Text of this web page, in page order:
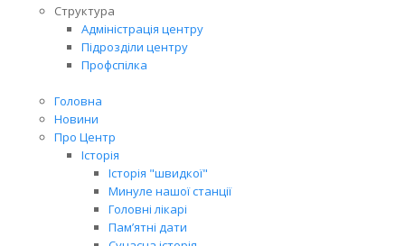
Структура
Адміністрація центру
Підрозділи центру
Профспілка
Головна
Новини
Про Центр
Історія
Історія "швидкої"
Минуле нашої станції
Головні лікарі
Пам’ятні дати